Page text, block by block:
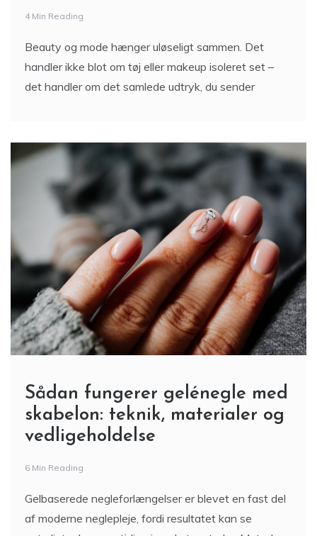
4 Min Reading
Beauty og mode hænger uløseligt sammen. Det
handler ikke blot om tøj eller makeup isoleret set –
det handler om det samlede udtryk, du sender
Sådan fungerer gelénegle med
skabelon: teknik, materialer og
vedligeholdelse
6 Min Reading
Gelbaserede negleforlængelser er blevet en fast del
af moderne neglepleje, fordi resultatet kan se